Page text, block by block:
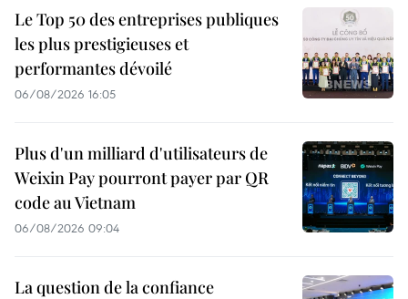
Le Top 50 des entreprises publiques
les plus prestigieuses et
performantes dévoilé
06/08/2026 16:05
Plus d'un milliard d'utilisateurs de
Weixin Pay pourront payer par QR
code au Vietnam
06/08/2026 09:04
La question de la confiance